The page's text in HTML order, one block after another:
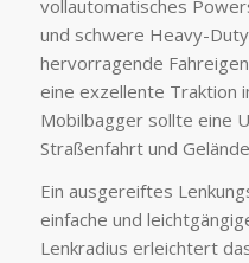
vollautomatisches
und schwere Heavy-
hervorragende
eine exzellente Traktion
Mobilbagger sollte eine
Straßenfahrt und
Ein ausgereiftes
einfache und
Lenkradius erleichtert